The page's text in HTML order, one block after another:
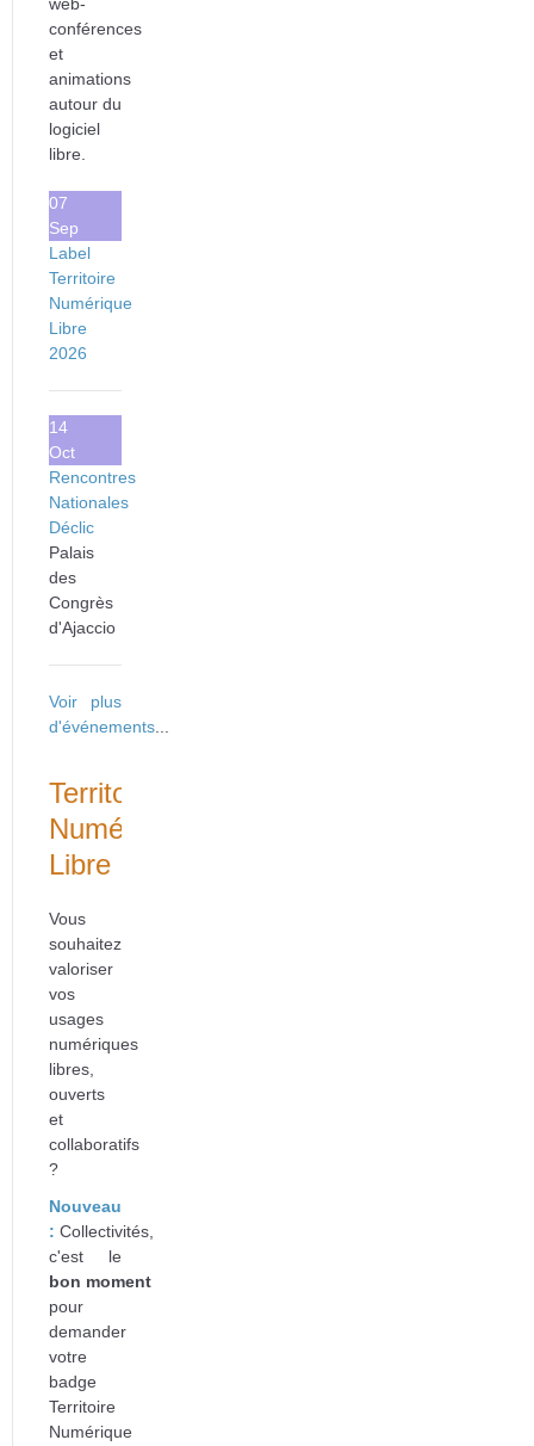
conférences
et
animations
autour du
logiciel
libre.
07
Sep
Label
Territoire
Numérique
Libre
2026
14
Oct
Rencontres
Nationales
Déclic
Palais
des
Congrès
d'Ajaccio
Voir plus
d'événements
Territoire
Numérique
Libre
Vous
souhaitez
valoriser
vos
usages
numériques
libres,
ouverts
et
collaboratifs
?
Nouveau
: Collectivités,
c'est le
bon moment
pour
demander
votre
badge
Territoire
Numérique